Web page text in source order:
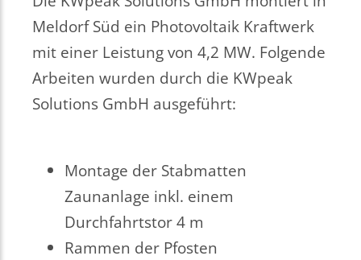
Meldorf Süd ein Photovoltaik Kraftwerk
mit einer Leistung von 4,2 MW. Folgende
Arbeiten wurden durch die KWpeak
Solutions GmbH ausgeführt:
Montage der Stabmatten
Zaunanlage inkl. einem
Durchfahrtstor 4 m
Rammen der Pfosten